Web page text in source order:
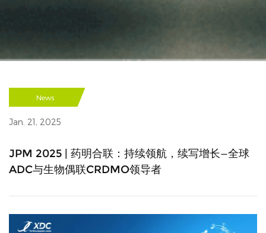
News
Jan. 21, 2025
JPM 2025 | 药明合联：持续领航，续写增长—全球
ADC与生物偶联CRDMO领导者